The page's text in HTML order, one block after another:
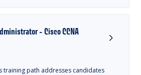
- Cisco CCNA
training path addresses candidates